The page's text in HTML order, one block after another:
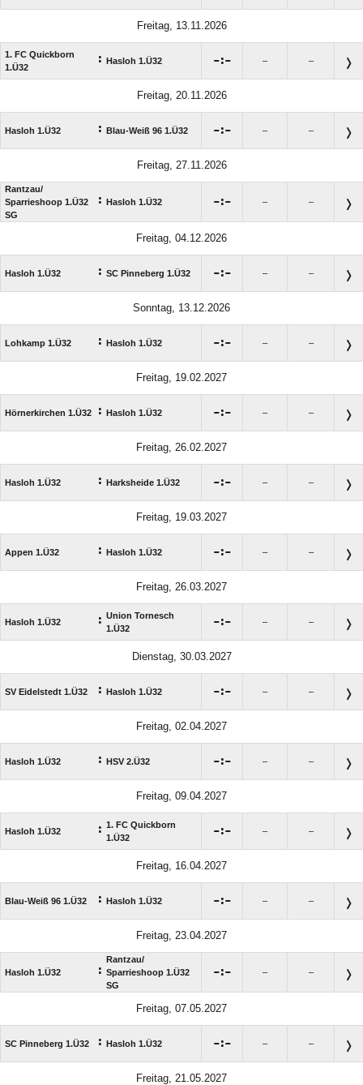
Freitag, 13.11.2026
1. FC Quickborn
1.Ü32
: Hasloh 1.Ü32 : – –
Freitag, 20.11.2026
Hasloh 1.Ü32 : Blau-Weiß 96 1.Ü32 : – –
Freitag, 27.11.2026
Rantzau/​
Sparrieshoop 1.Ü32
SG
: Hasloh 1.Ü32 : – –
Freitag, 04.12.2026
Hasloh 1.Ü32 : SC Pinneberg 1.Ü32 : – –
Sonntag, 13.12.2026
Lohkamp 1.Ü32 : Hasloh 1.Ü32 : – –
Freitag, 19.02.2027
Hörnerkirchen 1.Ü32 : Hasloh 1.Ü32 : – –
Freitag, 26.02.2027
Hasloh 1.Ü32 : Harksheide 1.Ü32 : – –
Freitag, 19.03.2027
Appen 1.Ü32 : Hasloh 1.Ü32 : – –
Freitag, 26.03.2027
Hasloh 1.Ü32 : Union Tornesch
1.Ü32
: – –
Dienstag, 30.03.2027
SV Eidelstedt 1.Ü32 : Hasloh 1.Ü32 : – –
Freitag, 02.04.2027
Hasloh 1.Ü32 : HSV 2.Ü32 : – –
Freitag, 09.04.2027
Hasloh 1.Ü32 : 1. FC Quickborn
1.Ü32
: – –
Freitag, 16.04.2027
Blau-Weiß 96 1.Ü32 : Hasloh 1.Ü32 : – –
Freitag, 23.04.2027
Hasloh 1.Ü32 :
Rantzau/​
Sparrieshoop 1.Ü32
SG
: – –
Freitag, 07.05.2027
SC Pinneberg 1.Ü32 : Hasloh 1.Ü32 : – –
Freitag, 21.05.2027